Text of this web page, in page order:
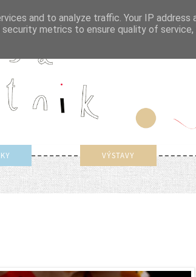
VÝSTAVY
and to analyze traffic. Your IP address
metrics to ensure quality of service,